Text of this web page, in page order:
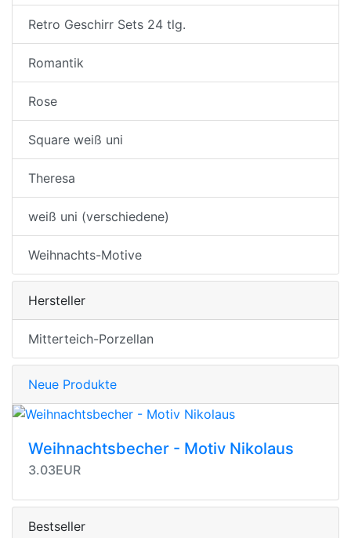
Retro Geschirr Sets 24 tlg.
Romantik
Rose
Square weiß uni
Theresa
weiß uni (verschiedene)
Weihnachts-Motive
Hersteller
Mitterteich-Porzellan
Neue Produkte
Weihnachtsbecher - Motiv Nikolaus
3.03EUR
Bestseller